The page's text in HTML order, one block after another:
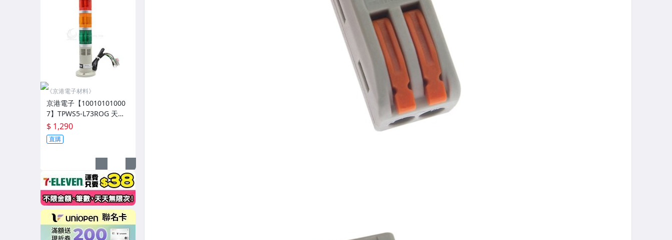
《京港電子材料》
京港電子【10010101000
7】TPWS5-L73ROG 天得5
0盤式閃光燈+蜂鳴器 24V
LED紅/橙/綠
$ 1,290
直購